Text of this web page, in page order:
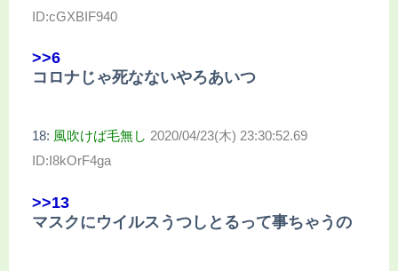
ID:cGXBIF940
>>6
コロナじゃ死なないやろあいつ
18: 風吹けば毛無し 2020/04/23(木) 23:30:52.69
ID:I8kOrF4ga
>>13
マスクにウイルスうつしとるって事ちゃうの